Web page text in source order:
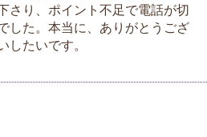
さり、ポイント不足で電話が切
した。本当に、ありがとうござ
したいです。